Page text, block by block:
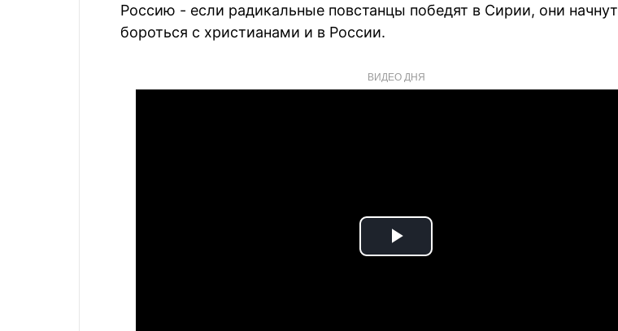
Россию - если радикальные повстанцы победят в Сирии, они начнут
бороться с христианами и в Рoссии.
ВИДЕО ДНЯ
Play